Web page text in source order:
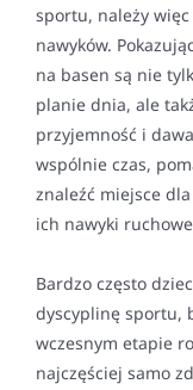
sportu, należy więc
nawyków.
na basen są nie
planie dnia, ale
przyjemność i
wspólnie czas,
znaleźć miejsce
ich nawyki
Bardzo często
dyscyplinę sportu,
wczesnym etapie
najczęściej samo